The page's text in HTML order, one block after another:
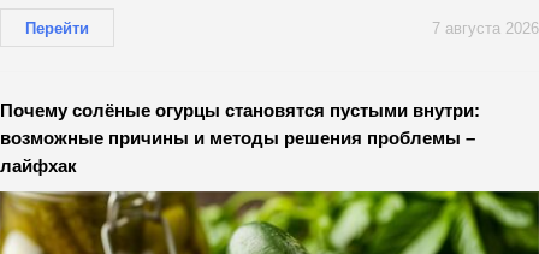
Перейти 7 августа 2026
Почему солёные огурцы становятся пустыми внутри:
возможные причины и методы решения проблемы –
лайфхак